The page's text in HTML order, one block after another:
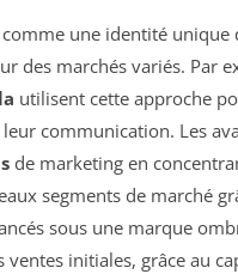
une identité unique
des marchés variés. Par
utilisent cette approche
communication. Les
de marketing en
segments de marché
sous une marque
ventes initiales, grâce au